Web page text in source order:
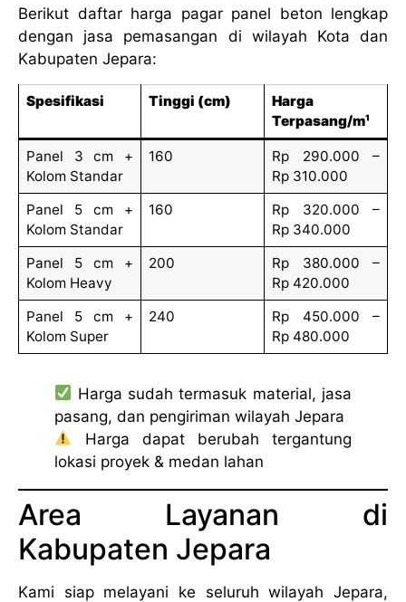
Berikut daftar harga pagar panel beton lengkap
dengan jasa pemasangan di wilayah Kota dan
Kabupaten Jepara:
Spesifikasi Tinggi (cm)
Harga
Terpasang/m¹
Panel 3 cm +
Kolom Standar
160
Rp 290.000 –
Rp 310.000
Panel 5 cm +
Kolom Standar
160
Rp 320.000 –
Rp 340.000
Panel 5 cm +
Kolom Heavy
200
Rp 380.000 –
Rp 420.000
Panel 5 cm +
Kolom Super
240
Rp 450.000 –
Rp 480.000
Harga sudah termasuk material, jasa
pasang, dan pengiriman wilayah Jepara
Harga dapat berubah tergantung
lokasi proyek & medan lahan
Area Layanan di
Kabupaten Jepara
Kami siap melayani ke seluruh wilayah Jepara,